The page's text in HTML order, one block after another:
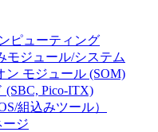
ピューティング
モジュール/システム
ン モジュール (SOM)
(SBC, Pico-ITX)
組込みツール）
ージ